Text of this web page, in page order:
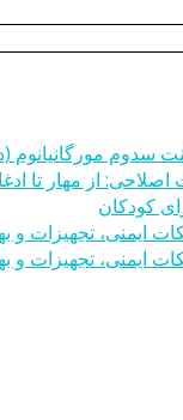
سدوم مورگانیانوم
از مهار تا
کودکان
ایمنی، تجهیزات و
ایمنی، تجهیزات و